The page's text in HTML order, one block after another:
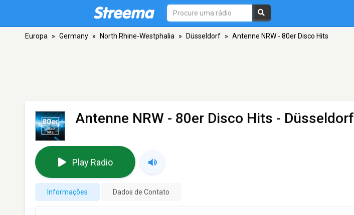
Europa » Germany » North Rhine-Westphalia » Düsseldorf » Antenne NRW - 80er Disco Hits
Antenne NRW - 80er Disco Hits - Düsseldorf
Play Radio
Informações Dados de Contato